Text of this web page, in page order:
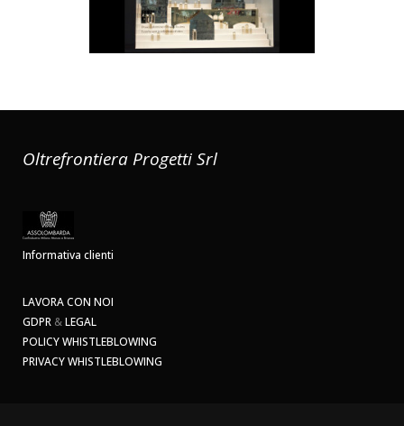
Oltrefrontiera Progetti Srl
Informativa clienti
LAVORA CON NOI
GDPR &LEGAL
POLICY WHISTLEBLOWING
PRIVACY WHISTLEBLOWING